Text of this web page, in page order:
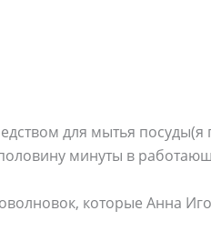
для мытья
минуты в
которые Анна